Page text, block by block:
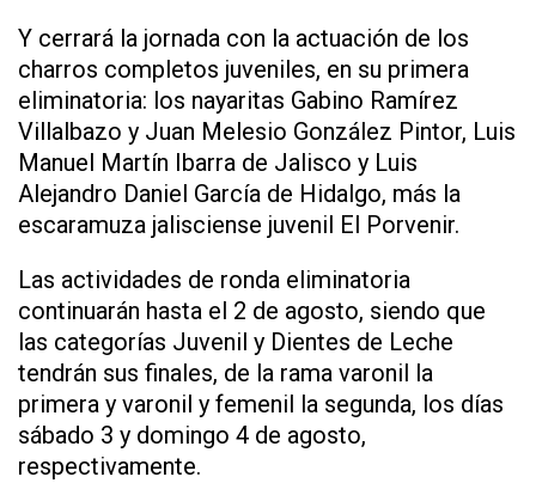
Y cerrará la jornada con la actuación de los
charros completos juveniles, en su primera
eliminatoria: los nayaritas Gabino Ramírez
Villalbazo y Juan Melesio González Pintor, Luis
Manuel Martín Ibarra de Jalisco y Luis
Alejandro Daniel García de Hidalgo, más la
escaramuza jalisciense juvenil El Porvenir.
Las actividades de ronda eliminatoria
continuarán hasta el 2 de agosto, siendo que
las categorías Juvenil y Dientes de Leche
tendrán sus finales, de la rama varonil la
primera y varonil y femenil la segunda, los días
sábado 3 y domingo 4 de agosto,
respectivamente.